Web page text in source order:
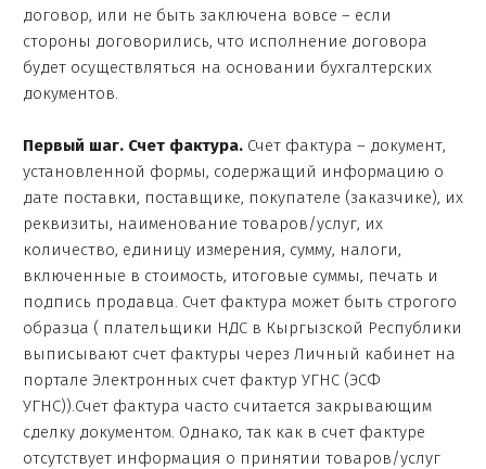
договор, или не быть заключена вовсе – если
стороны договорились, что исполнение договора
будет осуществляться на основании бухгалтерских
документов.
Первый шаг. Счет фактура. Счет фактура – документ,
установленной формы, содержащий информацию о
дате поставки, поставщике, покупателе (заказчике), их
реквизиты, наименование товаров/услуг, их
количество, единицу измерения, сумму, налоги,
включенные в стоимость, итоговые суммы, печать и
подпись продавца. Счет фактура может быть строгого
образца ( плательщики НДС в Кыргызской Республики
выписывают счет фактуры через Личный кабинет на
портале Электронных счет фактур УГНС (ЭСФ
УГНС)).Счет фактура часто считается закрывающим
сделку документом. Однако, так как в счет фактуре
отсутствует информация о принятии товаров/услуг